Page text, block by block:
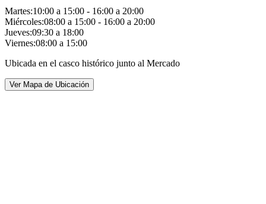
Martes:10:00 a 15:00 - 16:00 a 20:00
Miércoles:08:00 a 15:00 - 16:00 a 20:00
Jueves:09:30 a 18:00
Viernes:08:00 a 15:00
Ubicada en el casco histórico junto al Mercado
Ver Mapa de Ubicación